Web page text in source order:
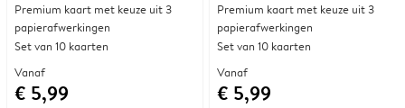
Premium kaart met keuze uit 3
papierafwerkingen
Set van 10 kaarten
Vanaf
€ 5,99
Premium kaart met keuze uit 3
papierafwerkingen
Set van 10 kaarten
Vanaf
€ 5,99